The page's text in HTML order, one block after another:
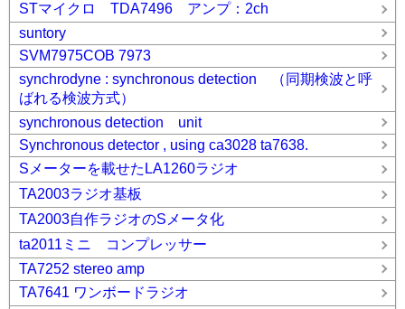
STマイクロ TDA7496 アンプ：2ch
suntory
SVM7975COB 7973
synchrodyne : synchronous detection （同期検波と呼
ばれる検波方式）
synchronous detection unit
Synchronous detector , using ca3028 ta7638.
Sメーターを載せたLA1260ラジオ
TA2003ラジオ基板
TA2003自作ラジオのSメータ化
ta2011ミニ コンプレッサー
TA7252 stereo amp
TA7641 ワンボードラジオ